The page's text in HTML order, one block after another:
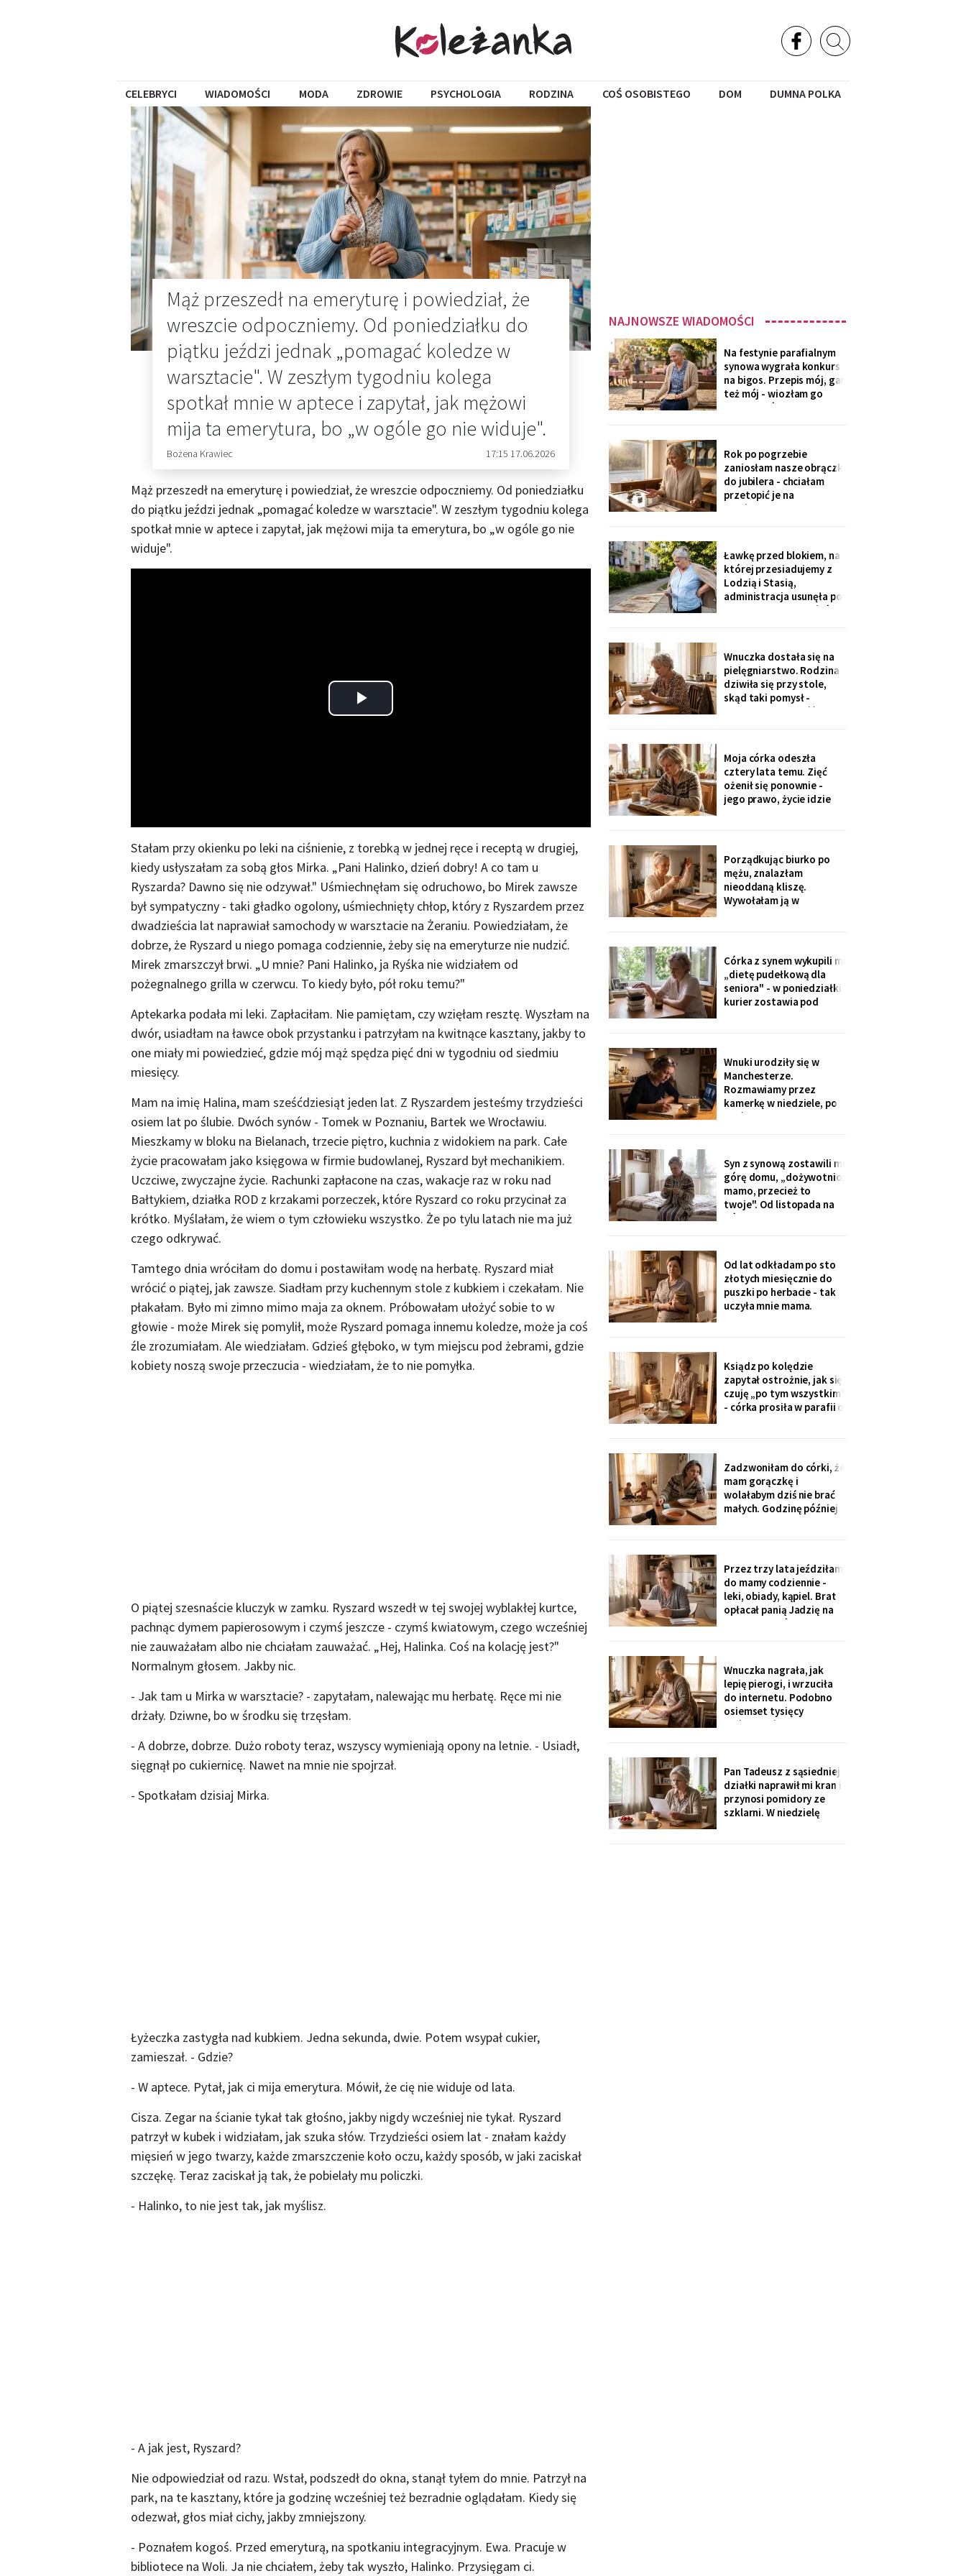
CELEBRYCI WIADOMOŚCI MODA ZDROWIE PSYCHOLOGIA RODZINA COŚ OSOBISTEGO DOM DUMNA POLKA
Mąż przeszedł na emeryturę i powiedział, że
wreszcie odpoczniemy. Od poniedziałku do
piątku jeździ jednak „pomagać koledze w
warsztacie". W zeszłym tygodniu kolega
spotkał mnie w aptece i zapytał, jak mężowi
mija ta emerytura, bo „w ogóle go nie widuje".
Bożena Krawiec 17:15 17.06.2026
Mąż przeszedł na emeryturę i powiedział, że wreszcie odpoczniemy. Od poniedziałku
do piątku jeździ jednak „pomagać koledze w warsztacie". W zeszłym tygodniu kolega
spotkał mnie w aptece i zapytał, jak mężowi mija ta emerytura, bo „w ogóle go nie
widuje".
Play
Stałam przy okienku po leki na ciśnienie, z torebką w jednej ręce i receptą w drugiej,
kiedy usłyszałam za sobą głos Mirka. „Pani Halinko, dzień dobry! A co tam u
Ryszarda? Dawno się nie odzywał." Uśmiechnęłam się odruchowo, bo Mirek zawsze
był sympatyczny - taki gładko ogolony, uśmiechnięty chłop, który z Ryszardem przez
dwadzieścia lat naprawiał samochody w warsztacie na Żeraniu. Powiedziałam, że
dobrze, że Ryszard u niego pomaga codziennie, żeby się na emeryturze nie nudzić.
Mirek zmarszczył brwi. „U mnie? Pani Halinko, ja Ryśka nie widziałem od
pożegnalnego grilla w czerwcu. To kiedy było, pół roku temu?"
Aptekarka podała mi leki. Zapłaciłam. Nie pamiętam, czy wzięłam resztę. Wyszłam na
dwór, usiadłam na ławce obok przystanku i patrzyłam na kwitnące kasztany, jakby to
one miały mi powiedzieć, gdzie mój mąż spędza pięć dni w tygodniu od siedmiu
miesięcy.
Mam na imię Halina, mam sześćdziesiąt jeden lat. Z Ryszardem jesteśmy trzydzieści
osiem lat po ślubie. Dwóch synów - Tomek w Poznaniu, Bartek we Wrocławiu.
Mieszkamy w bloku na Bielanach, trzecie piętro, kuchnia z widokiem na park. Całe
życie pracowałam jako księgowa w firmie budowlanej, Ryszard był mechanikiem.
Uczciwe, zwyczajne życie. Rachunki zapłacone na czas, wakacje raz w roku nad
Bałtykiem, działka ROD z krzakami porzeczek, które Ryszard co roku przycinał za
krótko. Myślałam, że wiem o tym człowieku wszystko. Że po tylu latach nie ma już
czego odkrywać.
Tamtego dnia wróciłam do domu i postawiłam wodę na herbatę. Ryszard miał
wrócić o piątej, jak zawsze. Siadłam przy kuchennym stole z kubkiem i czekałam. Nie
płakałam. Było mi zimno mimo maja za oknem. Próbowałam ułożyć sobie to w
głowie - może Mirek się pomylił, może Ryszard pomaga innemu koledze, może ja coś
źle zrozumiałam. Ale wiedziałam. Gdzieś głęboko, w tym miejscu pod żebrami, gdzie
kobiety noszą swoje przeczucia - wiedziałam, że to nie pomyłka.
O piątej szesnaście kluczyk w zamku. Ryszard wszedł w tej swojej wyblakłej kurtce,
pachnąc dymem papierosowym i czymś jeszcze - czymś kwiatowym, czego wcześniej
nie zauważałam albo nie chciałam zauważać. „Hej, Halinka. Coś na kolację jest?"
Normalnym głosem. Jakby nic.
- Jak tam u Mirka w warsztacie? - zapytałam, nalewając mu herbatę. Ręce mi nie
drżały. Dziwne, bo w środku się trzęsłam.
- A dobrze, dobrze. Dużo roboty teraz, wszyscy wymieniają opony na letnie. - Usiadł,
sięgnął po cukiernicę. Nawet na mnie nie spojrzał.
- Spotkałam dzisiaj Mirka.
Łyżeczka zastygła nad kubkiem. Jedna sekunda, dwie. Potem wsypał cukier,
zamieszał. - Gdzie?
- W aptece. Pytał, jak ci mija emerytura. Mówił, że cię nie widuje od lata.
Cisza. Zegar na ścianie tykał tak głośno, jakby nigdy wcześniej nie tykał. Ryszard
patrzył w kubek i widziałam, jak szuka słów. Trzydzieści osiem lat - znałam każdy
mięsień w jego twarzy, każde zmarszczenie koło oczu, każdy sposób, w jaki zaciskał
szczękę. Teraz zaciskał ją tak, że pobielały mu policzki.
- Halinko, to nie jest tak, jak myślisz.
- A jak jest, Ryszard?
Nie odpowiedział od razu. Wstał, podszedł do okna, stanął tyłem do mnie. Patrzył na
park, na te kasztany, które ja godzinę wcześniej też bezradnie oglądałam. Kiedy się
odezwał, głos miał cichy, jakby zmniejszony.
- Poznałem kogoś. Przed emeryturą, na spotkaniu integracyjnym. Ewa. Pracuje w
bibliotece na Woli. Ja nie chciałem, żeby tak wyszło, Halinko. Przysięgam ci.
NAJNOWSZE WIADOMOŚCI
Na festynie parafialnym
synowa wygrała konkurs
na bigos. Przepis mój, gar
też mój - wiozłam go
rano taksówką, żeby się
mikrofonu: „to stary
przepis z mojej rodziny".
Klaskałam razem ze
wszystkimi.
Rok po pogrzebie
zaniosłam nasze obrączki
do jubilera - chciałam
przetopić je na
pierścionek dla wnuczki.
cicho: „Pani jest złota.
Męża - pozłacana, dobra
imitacja, robota sprzed
lat".
Ławkę przed blokiem, na
której przesiadujemy z
Lodzią i Stasią,
administracja usunęła po
„skargach mieszkańców"
jedenaście podpisów.
Rozpoznałam charakter
pisma córki - ma tu
kawalerkę pod wynajem.
„Mamo, bez przesady
Wnuczka dostała się na
pielęgniarstwo. Rodzina
dziwiła się przy stole,
skąd taki pomysł -
przecież mogła „iść na
podnosząc głowy znad
talerza: „bo widziałam,
jak babcia trzy lata
zajmowała się dziadkiem.
Też chcę tak
Moja córka odeszła
cztery lata temu. Zięć
ożenił się ponownie -
jego prawo, życie idzie
ścian, „bo ciocia nie lubi
na nie patrzeć". Dałam jej
mały album - schowała go
do tornistra jak
Porządkując biurko po
mężu, znalazłam
nieoddaną kliszę.
Wywołałam ją w
roześmiana kobieta przy
ognisku. Na ostatniej
klatce on - młody, z
wąsami, obejmuje ją
ramieniem.
Córka z synem wykupili mi
„dietę pudełkową dla
seniora" - w poniedziałki
kurier zostawia pod
jesteśmy spokojni,
mamo". Od marca nikt nie
przyjechał. Na każdym
pudełku naklejka: moje
imię
Wnuki urodziły się w
Manchesterze.
Rozmawiamy przez
kamerkę w niedziele, po
pięć minut, bo „im się
angielsku, a syn
przetłumaczył ze
śmiechem: „pyta, kim jest
ta pani". Kupiłam zeszyt i
uczę się angielskiego
Syn z synową zostawili mi
górę domu, „dożywotnio,
mamo, przecież to
twoje". Od listopada na
górze grzeje tylko jeden
Rano w moim pokoju jest
czternaście stopni.
Termometr przyniosła mi
wnuczka - ona
Od lat odkładam po sto
złotych miesięcznie do
puszki po herbacie - tak
uczyła mnie mama.
wizycie żartuje przy
wszystkich: „u mamy
bank, a my się męczymy z
kredytem". Puszkę
Ksiądz po kolędzie
zapytał ostrożnie, jak się
czuję „po tym wszystkim"
- córka prosiła w parafii o
ja co niedzielę czekam z
obiadem. Ostatni raz
przyszli we wrześniu.
Zadzwoniłam do córki, że
mam gorączkę i
wolałabym dziś nie brać
małych. Godzinę później
przyszedł SMS: „Podasz
im obiad? Wrócimy
głodni".
Przez trzy lata jeździłam
do mamy codziennie -
leki, obiady, kąpiel. Brat
opłacał panią Jadzię na
kilka poranków w
rozliczenie: „twoja
połowa za opiekunkę,
osiem tysięcy. Mama by
tak chciała".
Wnuczka nagrała, jak
lepię pierogi, i wrzuciła
do internetu. Podobno
osiemset tysięcy
wyświetleń - ludzie z
babcie. Córka obejrzała
dwa razy i powiedziała
tylko: „Mamo, mogłaś
chociaż zdjąć ten stary
fartuch".
Pan Tadeusz z sąsiedniej
działki naprawił mi kran i
przynosi pomidory ze
szklarni. W niedzielę